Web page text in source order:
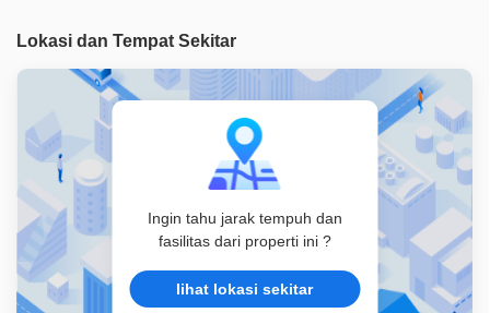
Lokasi dan Tempat Sekitar
Ingin tahu jarak tempuh dan
fasilitas dari properti ini ?
lihat lokasi sekitar